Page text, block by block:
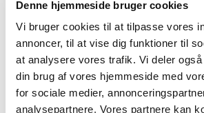
Denne hjemmeside bruger cookies
Vi bruger cookies til at tilpasse vores
annoncer, til at vise dig funktioner til
at analysere vores trafik. Vi deler
din brug af vores hjemmeside med
for sociale medier,
analysepartnere. Vores partnere kan
november (23)
oktober (20)
september (17)
august (10)
juli (14)
juni (12)